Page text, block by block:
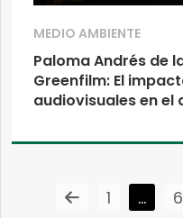
MEDIO AMBIENTE
Paloma Andrés de
Greenfilm: El
audiovisuales en el
1 …